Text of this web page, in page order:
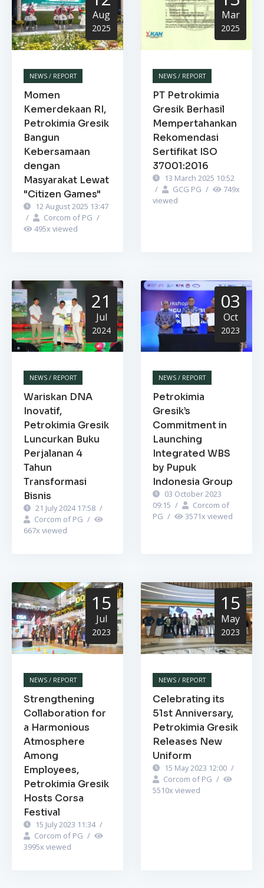
Aug
2025
NEWS / REPORT
Momen
Kemerdekaan RI,
Petrokimia Gresik
Bangun
Kebersamaan
dengan
Masyarakat Lewat
"Citizen Games"
12 August 2025 13:47
/
Corcom of PG /
495x viewed
Mar
2025
NEWS / REPORT
PT Petrokimia
Gresik Berhasil
Mempertahankan
Rekomendasi
Sertifikat ISO
37001:2016
13 March 2025 10:52
/
GCG PG / 749x
viewed
21
Jul
2024
NEWS / REPORT
Wariskan DNA
Inovatif,
Petrokimia Gresik
Luncurkan Buku
Perjalanan 4
Tahun
Transformasi
Bisnis
21 July 2024 17:58 /
Corcom of PG /
667x viewed
03
Oct
2023
NEWS / REPORT
Petrokimia
Gresik’s
Commitment in
Launching
Integrated WBS
by Pupuk
Indonesia Group
03 October 2023
09:15 /
Corcom of
PG / 3571x viewed
15
Jul
2023
NEWS / REPORT
Strengthening
Collaboration for
a Harmonious
Atmosphere
Among
Employees,
Petrokimia Gresik
Hosts Corsa
Festival
15 July 2023 11:34 /
Corcom of PG /
3995x viewed
15
May
2023
NEWS / REPORT
Celebrating its
51st Anniversary,
Petrokimia Gresik
Releases New
Uniform
15 May 2023 12:00 /
Corcom of PG /
5510x viewed